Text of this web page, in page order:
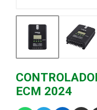
ECM 2024